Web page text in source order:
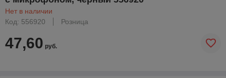
Нет в наличии
Код: 556920
Розница
47,60 руб.